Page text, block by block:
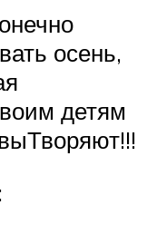
осень,
детям